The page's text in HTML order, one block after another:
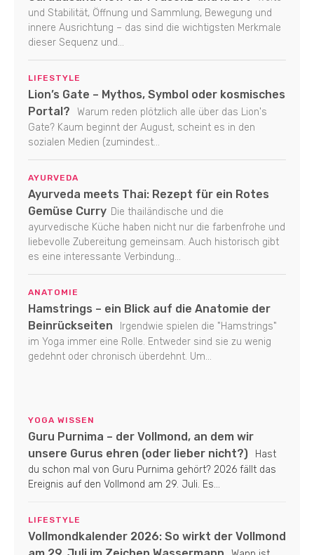
und Stabilität, Öffnung und Sammlung, Bewegung und
innere Ausrichtung – das sind die wichtigsten Merkmale
dieser Sequenz und...
LIFESTYLE
Lion’s Gate – Mythos, Symbol oder kosmisches
Portal?
Warum reden plötzlich alle über das Lion's
Gate? Kaum beginnt der August, scheint es in den
sozialen Medien (zumindest...
AYURVEDA
Ayurveda meets Thai: Rezept für ein Rotes
Gemüse Curry Die thailändische und die
ayurvedische Küche haben nicht nur die farbenfrohe und
liebevolle Zubereitung gemeinsam. Auch historisch gibt
es eine interessante Verbindung...
ANATOMIE
Hamstrings – ein Blick auf die Anatomie der
Beinrückseiten
Irgendwie spielen die "Hamstrings"
im Yoga immer eine Rolle. Entweder sind sie zu wenig
gedehnt oder chronisch überdehnt. Um...
YOGA WISSEN
Guru Purnima – der Vollmond, an dem wir
unsere Gurus ehren (oder lieber nicht?)
Hast
du schon mal von Guru Purnima gehört? 2026 fällt das
Ereignis auf den Vollmond am 29. Juli. Es...
LIFESTYLE
Vollmondkalender 2026: So wirkt der Vollmond